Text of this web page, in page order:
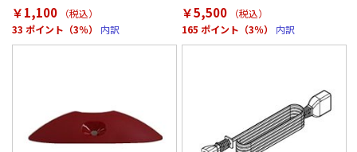
￥1,100 （税込）
33 ポイント（3％）
内訳
￥5,500 （税込）
165 ポイント（3％）
内訳